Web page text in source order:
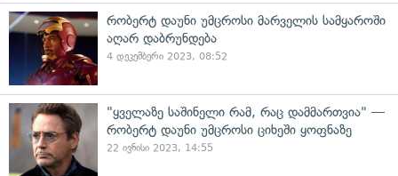
რობერტ დაუნი უმცროსი მარველის სამყაროში
აღარ დაბრუნდება
4 დეკემბერი 2023, 08:52
"ყველაზე საშინელი რამ, რაც დამმართვია" —
რობერტ დაუნი უმცროსი ციხეში ყოფნაზე
22 ივნისი 2023, 14:55